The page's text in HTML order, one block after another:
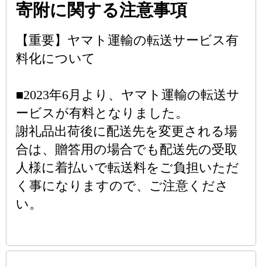
寄附に関する注意事項
【重要】ヤマト運輸の転送サービス有
料化について
■2023年6月より、ヤマト運輸の転送サ
ービスが有料となりました。
謝礼品出荷後に配送先を変更される場
合は、贈答用の場合でも配送先の受取
人様に着払いで転送料をご負担いただ
く事になりますので、ご注意くださ
い。